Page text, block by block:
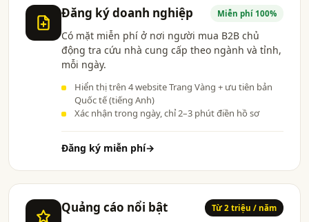
Đăng ký doanh nghiệp Miễn phí 100%
Có mặt miễn phí ở nơi người mua B2B chủ
động tra cứu nhà cung cấp theo ngành và tỉnh,
mỗi ngày.
Hiển thị trên 4 website Trang Vàng + ưu tiên bản
Quốc tế (tiếng Anh)
Xác nhận trong ngày, chỉ 2–3 phút điền hồ sơ
Đăng ký miễn phí→
Quảng cáo nổi bật Từ 2 triệu / năm